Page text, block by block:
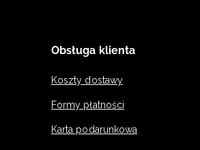
Obsługa klienta
Koszty dostawy
Formy płatności
Karta podarunkowa